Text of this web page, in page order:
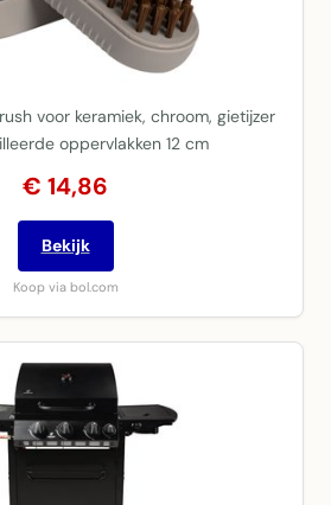
voor keramiek, chroom, gietijzer
oppervlakken 12 cm
€ 14,86
Bekijk
Koop via bol.com